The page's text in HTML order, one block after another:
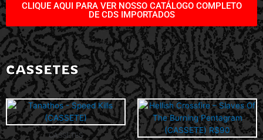
CLIQUE AQUI PARA VER NOSSO CATÁLOGO COMPLETO
DE CDS IMPORTADOS
CASSETES
CASSETES